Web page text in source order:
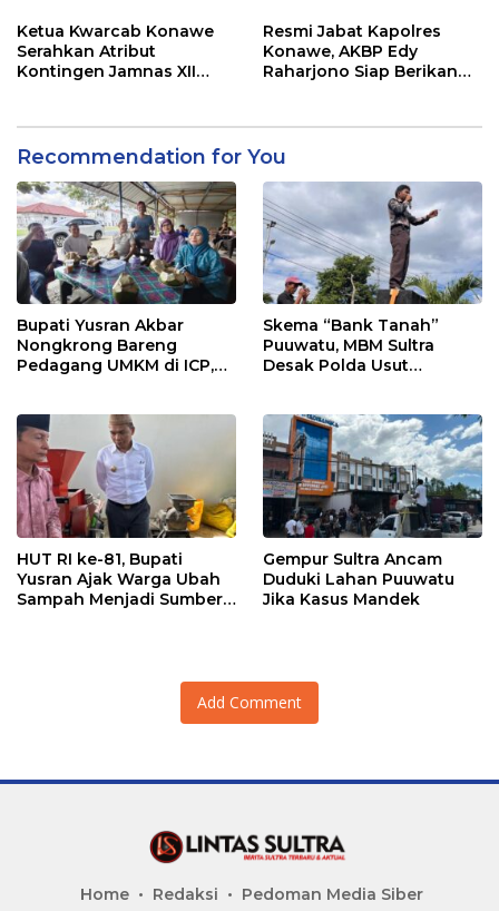
Ketua Kwarcab Konawe
Serahkan Atribut
Kontingen Jamnas XII
Resmi Jabat Kapolres
Konawe, AKBP Edy
Raharjono Siap Berikan
Recommendation for You
Bupati Yusran Akbar
Nongkrong Bareng
Pedagang UMKM di ICP,
Kerakyatan
Skema “Bank Tanah”
Puuwatu, MBM Sultra
Desak Polda Usut
HUT RI ke-81, Bupati
Yusran Ajak Warga Ubah
Sampah Menjadi Sumber
Gempur Sultra Ancam
Duduki Lahan Puuwatu
Jika Kasus Mandek
Add Comment
Home Redaksi Pedoman Media Siber